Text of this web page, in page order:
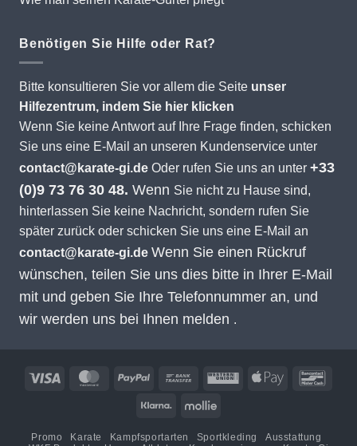
Benötigen Sie Hilfe oder Rat?
Bitte konsultieren Sie vor allem die Seite unser
Hilfezentrum, indem Sie hier klicken
Wenn Sie keine Antwort auf Ihre Frage finden, schicken
Sie uns eine E-Mail an unseren Kundenservice unter
contact@karate-gi.de Oder rufen Sie uns an unter +33
(0)9 73 76 30 48. Wenn Sie nicht zu Hause sind,
hinterlassen Sie keine Nachricht, sondern rufen Sie
später zurück oder schicken Sie uns eine E-Mail an
contact@karate-gi.de Wenn Sie einen Rückruf
wünschen, teilen Sie uns dies bitte in Ihrer E-Mail
mit und geben Sie Ihre Telefonnummer an, und
wir werden uns bei Ihnen melden .
Visa MasterCardPayPal Banküberweisung
Western Apple
Klarna Mollie
Promo Karate Kampfsportarten Sportkleding
Ausstattung